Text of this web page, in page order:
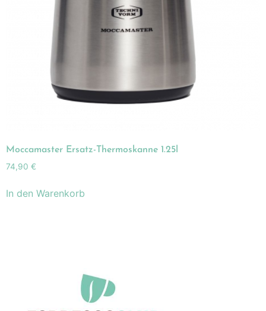
Moccamaster Ersatz-Thermoskanne 1.25l
74,90 €
In den Warenkorb